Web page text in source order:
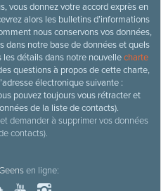
vous donnez votre accord exprès en
alors les bulletins d’informations
nous conservons vos données,
dans notre base de données et quels
les détails dans notre nouvellecharte
questions à propos de cette charte,
électronique suivante :
pouvez toujours vous rétracter et
de la liste de contacts).
demander à supprimer vos données
contacts).
en ligne: